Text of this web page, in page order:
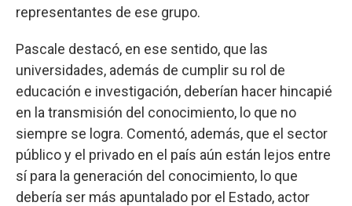
representantes de ese grupo.
Pascale destacó, en ese sentido, que las
universidades, además de cumplir su rol de
educación e investigación, deberían hacer hincapié
en la transmisión del conocimiento, lo que no
siempre se logra. Comentó, además, que el sector
público y el privado en el país aún están lejos entre
sí para la generación del conocimiento, lo que
debería ser más apuntalado por el Estado, actor